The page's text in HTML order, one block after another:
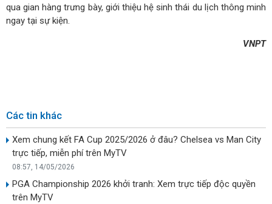
qua gian hàng trưng bày, giới thiệu hệ sinh thái du lịch thông minh
ngay tại sự kiện.
VNPT
Các tin khác
Xem chung kết FA Cup 2025/2026 ở đâu? Chelsea vs Man City
trực tiếp, miễn phí trên MyTV
08:57, 14/05/2026
PGA Championship 2026 khởi tranh: Xem trực tiếp độc quyền
trên MyTV